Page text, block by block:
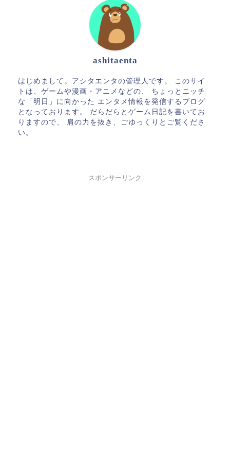
ashitaenta
はじめまして。アシタエンタの管理人です。 このサイ
トは、ゲームや漫画・アニメなどの、 ちょっとニッチ
な「明日」に向かった エンタメ情報を発信するブログ
となっております。 だらだらとゲーム日記を書いてお
りますので、 肩の力を抜き、ごゆっくりとご覧くださ
い。
スポンサーリンク